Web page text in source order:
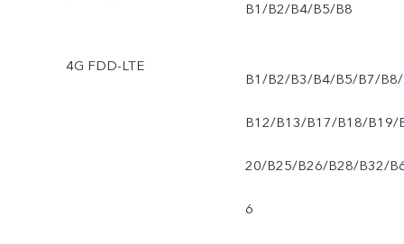
B1/B2/B4/B5/B8
4G FDD-LTE
B1/B2/B3/B4/B5/B7/B8/
B12/B13/B17/B18/B19/
20/B25/B26/B28/B32/
6